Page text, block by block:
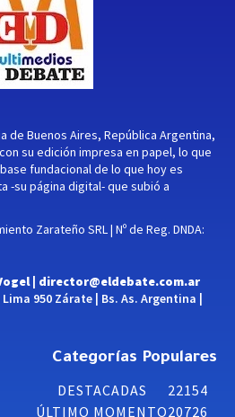
de Buenos Aires, República Argentina,
su edición impresa en papel, lo que
fundacional de lo que hoy es
-su página digital- que subió a
Zarateño SRL | Nº de Reg. DNDA:
| director@eldebate.com.ar
950 Zárate | Bs. As. Argentina |
Categorías Populares
DESTACADAS
22154
ÚLTIMO MOMENTO20726